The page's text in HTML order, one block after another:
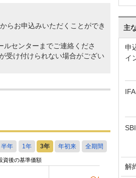
らお申込みいただくことができ
センターまでご連絡くださ
受け付けられない場合がござい
資後の基準価額
主
申
イ
解